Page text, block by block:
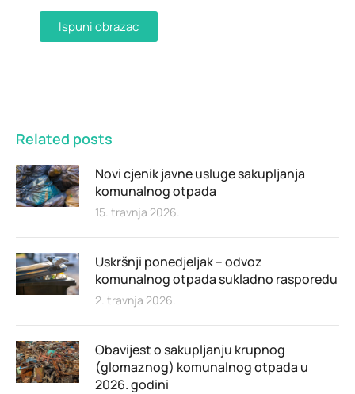
Ispuni obrazac
Related posts
Novi cjenik javne usluge sakupljanja
komunalnog otpada
15. travnja 2026.
Uskršnji ponedjeljak – odvoz
komunalnog otpada sukladno rasporedu
2. travnja 2026.
Obavijest o sakupljanju krupnog
(glomaznog) komunalnog otpada u
2026. godini